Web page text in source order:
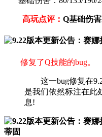
高玩点评： Q基础伤
修复了Q技能的bug。
这一bug修复在
是我们依然标注在此
息!
蒂固